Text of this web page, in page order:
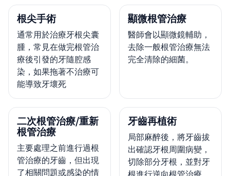
根尖手術
通常用於治療牙根尖囊
腫，常見在做完根管治
療後引發的牙隨腔感
染，如果拖著不治療可
能導致牙壞死
顯微根管治療
醫師會以顯微鏡輔助，
去除一般根管治療無法
完全清除的細菌。
二次根管治療/重新
根管治療
主要處理之前進行過根
管治療的牙齒，但出現
了相關問題或感染的情
牙齒再植術
局部麻醉後，將牙齒拔
出確認牙根周圍病變，
切除部分牙根，並對牙
根進行逆向根管治療。